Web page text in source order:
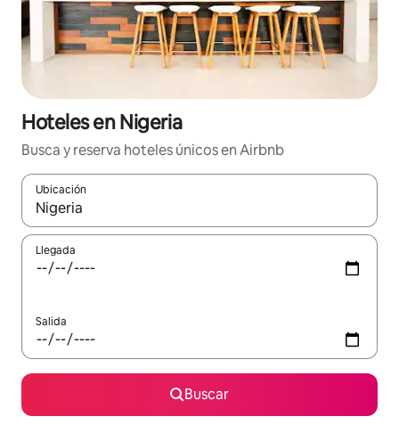
Hoteles en Nigeria
Busca y reserva hoteles únicos en Airbnb
Ubicación
Cuando los resultados estén disponibles, navega con las
Llegada
Salida
Buscar